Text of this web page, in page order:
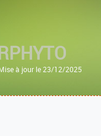
à jour le 23/12/2025